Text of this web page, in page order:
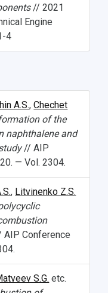
// 2021
Engine
4
A.S.,Chechet
of the
naphthalene and
// AIP
— Vol. 2304.
, Litvinenko Z.S.
Conference
S.G. etc.